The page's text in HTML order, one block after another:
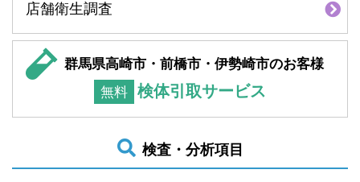
店舗衛生調査
群馬県高崎市・前橋市・伊勢崎市のお客様
無料 検体引取サービス
検査・分析項目